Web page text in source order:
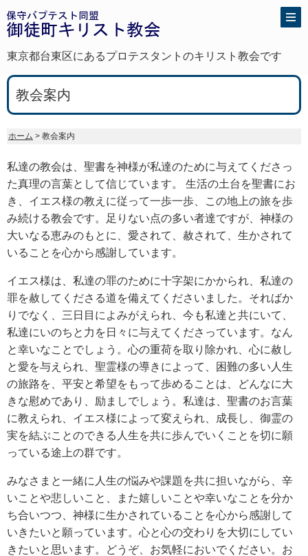
東京都台東区にあるプロテスタントのキリスト教会です
教会案内
ホーム > 教会案内
私達の教会は、聖書を神様が私達のために与えてくださっ
た真理の言葉として信じています。 生活の土台を聖書にお
き、イエス様の教えに従って一歩一歩、この地上の旅を歩
み続ける教会です。足りない点の多い者達ですが、神様の
大いなる恵みのもとに、愛されて、赦されて、生かされて
いることを心から感謝しています。
イエス様は、私達の罪のために十字架にかかられ、私達の
罪を赦してくださる道を備えてくださいました。そればか
りでなく、三日目によみがえられ、今も私達と共にいて、
私達にいのちと力を日々に与えてくださっています。なん
と幸いなことでしょう。心の重荷を取り除かれ、心に赦し
と愛を与えられ、聖霊様の導きによって、困難の多い人生
の旅路を、平安と希望をもって歩めることは、どんなに大
きな慰めであり、励ましでしょう。私達は、聖書のお言葉
に教えられ、イエス様によって変えられ、成長し、御霊の
実を結ぶことのできる人生を共に歩んでいくことを切に願
っている途上の群です。
みなさまと一緒に人生の悩みや課題を共に担いながら、辛
いことや悲しいこと、また嬉しいことや幸いなことを分か
ち合いつつ、神様に生かされていることを心から感謝して
いきたいと願っています。心と心の交わりを大切にしてい
きたいと思います。どうぞ、お気軽においでください。お